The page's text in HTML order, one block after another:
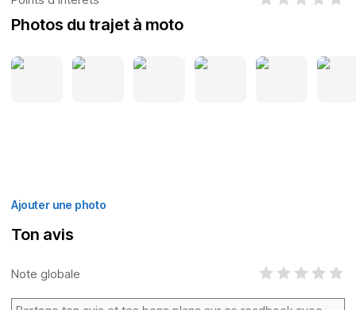
Photos du trajet à moto
Ajouter une photo
Ton avis
Note globale